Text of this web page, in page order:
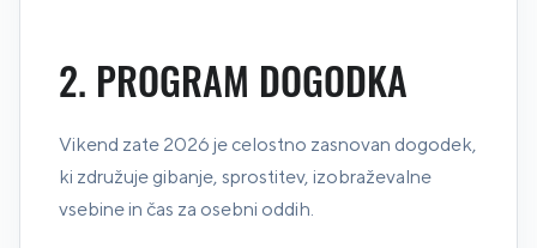
2. PROGRAM DOGODKA
Vikend zate 2026 je celostno zasnovan dogodek,
ki združuje gibanje, sprostitev, izobraževalne
vsebine in čas za osebni oddih.